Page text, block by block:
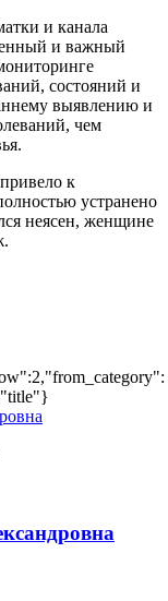
и канала
и важный
состояний и
выявлению и
чем
к
устранено
неясен, женщине